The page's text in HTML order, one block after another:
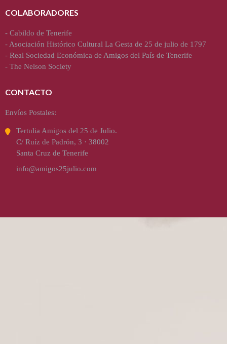
COLABORADORES
- Cabildo de Tenerife
-Asociación Histórico Cultural La Gesta de 25 de julio de 1797
- Real Sociedad Económica de Amigos del País de Tenerife
- The Nelson Society
CONTACTO
Envíos Postales:
Tertulia Amigos del 25 de Julio.
C/ Ruíz de Padrón, 3 · 38002
Santa Cruz de Tenerife
info@amigos25julio.com